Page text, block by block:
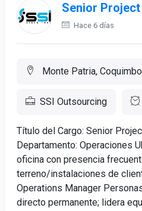
Senior
Hace 6 días
Monte Patria,
SSI Outsourcing
Título del Cargo: Senior
Departamento: Operaciones
oficina con presencia
terreno/instalaciones de
Operations Manager
directo permanente; lidera